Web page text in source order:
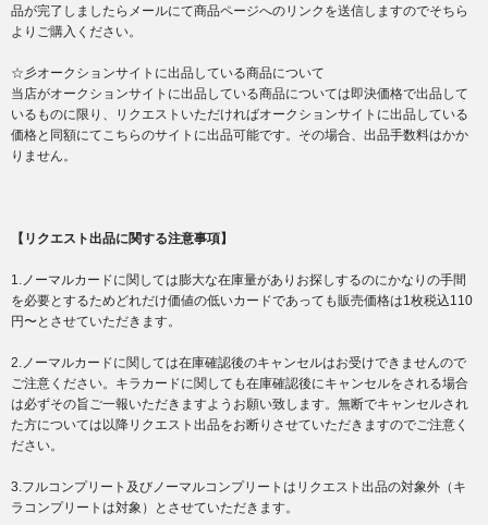
品が完了しましたらメールにて商品ページへのリンクを送信しますのでそちら
よりご購入ください。
☆彡オークションサイトに出品している商品について
当店がオークションサイトに出品している商品については即決価格で出品して
いるものに限り、リクエストいただければオークションサイトに出品している
価格と同額にてこちらのサイトに出品可能です。その場合、出品手数料はかか
りません。
【リクエスト出品に関する注意事項】
1.ノーマルカードに関しては膨大な在庫量がありお探しするのにかなりの手間
を必要とするためどれだけ価値の低いカードであっても販売価格は1枚税込110
円〜とさせていただきます。
2.ノーマルカードに関しては在庫確認後のキャンセルはお受けできませんので
ご注意ください。キラカードに関しても在庫確認後にキャンセルをされる場合
は必ずその旨ご一報いただきますようお願い致します。無断でキャンセルされ
た方については以降リクエスト出品をお断りさせていただきますのでご注意く
ださい。
3.フルコンプリート及びノーマルコンプリートはリクエスト出品の対象外（キ
ラコンプリートは対象）とさせていただきます。